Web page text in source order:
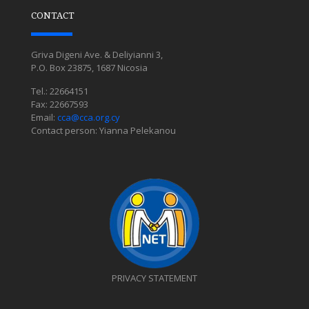
CONTACT
Griva Digeni Ave. & Deliyianni 3,
P.O. Box 23875, 1687 Nicosia
Tel.: 22664151
Fax: 22667593
Email: cca@cca.org.cy
Contact person: Yianna Pelekanou
PRIVACY STATEMENT